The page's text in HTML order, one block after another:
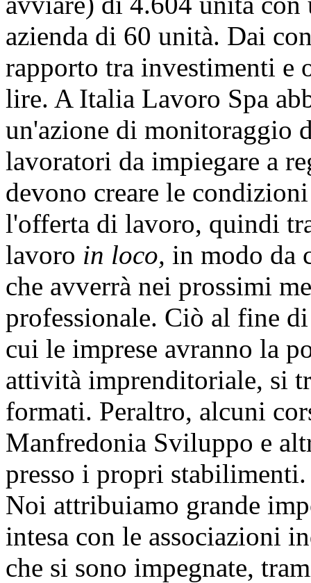
azienda di 60 unità. Dai
rapporto tra investimenti e
lire. A Italia Lavoro Spa
un'azione di monitoraggio
lavoratori da impiegare a
devono creare le
l'offerta di lavoro, quindi
lavoro in loco, in modo da
che avverrà nei prossimi
professionale. Ciò al fine
cui le imprese avranno la
attività imprenditoriale, si
formati. Peraltro, alcuni
Manfredonia Sviluppo e
presso i propri stabilimenti.
Noi attribuiamo grande
intesa con le associazioni
che si sono impegnate,